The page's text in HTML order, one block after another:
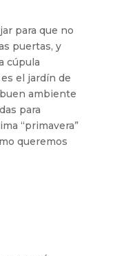
para que no
puertas, y
cúpula
el jardín de
ambiente
para
“primavera”
queremos